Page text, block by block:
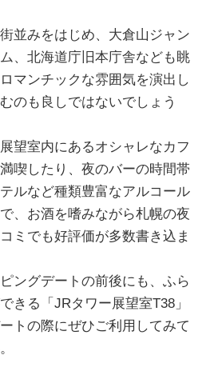
並みをはじめ、大倉山ジャン
、北海道庁旧本庁舎なども眺
マンチックな雰囲気を演出し
のも良しではないでしょう
望室内にあるオシャレなカフ
喫したり、夜のバーの時間帯
ルなど種類豊富なアルコール
、お酒を嗜みながら札幌の夜
ミでも好評価が多数書き込ま
ングデートの前後にも、ふら
きる「JRタワー展望室T38」
トの際にぜひご利用してみて